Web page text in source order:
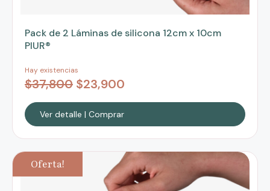
Pack de 2 Láminas de silicona 12cm x 10cm
PIUR®
Hay existencias
$37,800 $23,900
Ver detalle | Comprar
Oferta!